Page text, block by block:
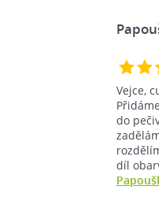
Vejce,
do
díl